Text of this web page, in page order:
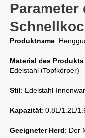
Parameter
Produktname:
Material des Produkts
Edelstahl (Topfkörper)
Stil: Edelstahl-
Kapazität: 0.8L/1.2L/
Geeigneter Herd: Der